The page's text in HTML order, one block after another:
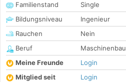
Familienstand
Single
Bildungsniveau
Ingenieur
Rauchen
Nein
Beruf
Maschinenbau
Meine Freunde
Login
Mitglied seit
Login